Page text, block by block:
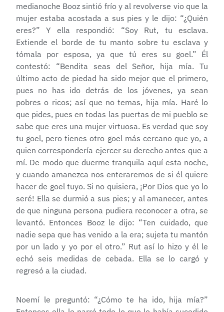
medianoche Booz sintió frío y al revolverse vio que la
mujer estaba acostada a sus pies y le dijo: “¿Quién
eres?” Y ella respondió: “Soy Rut, tu esclava.
Extiende el borde de tu manto sobre tu esclava y
tómala por esposa, ya que tú eres su goel.” Él
contestó: “Bendita seas del Señor, hija mía. Tu
último acto de piedad ha sido mejor que el primero,
pues no has ido detrás de los jóvenes, ya sean
pobres o ricos; así que no temas, hija mía. Haré lo
que pides, pues en todas las puertas de mi pueblo se
sabe que eres una mujer virtuosa. Es verdad que soy
tu goel, pero tienes otro goel más cercano que yo, a
quien correspondería ejercer su derecho antes que a
mí. De modo que duerme tranquila aquí esta noche,
y cuando amanezca nos enteraremos de si él quiere
hacer de goel tuyo. Si no quisiera, ¡Por Dios que yo lo
seré! Ella se durmió a sus pies; y al amanecer, antes
de que ninguna persona pudiera reconocer a otra, se
levantó. Entonces Booz le dijo: “Ten cuidado, que
nadie sepa que has venido a la era; sujeta tu mantón
por un lado y yo por el otro.” Rut así lo hizo y él le
echó seis medidas de cebada. Ella se lo cargó y
regresó a la ciudad.
Noemí le preguntó: “¿Cómo te ha ido, hija mía?”